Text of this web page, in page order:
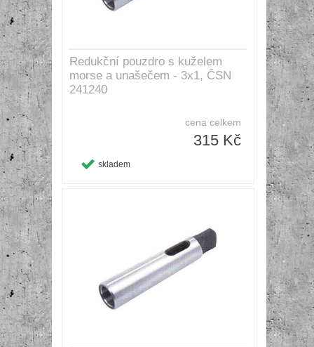
Redukční pouzdro s kuželem
morse a unašečem - 3x1, ČSN
241240
cena celkem
315 Kč
skladem